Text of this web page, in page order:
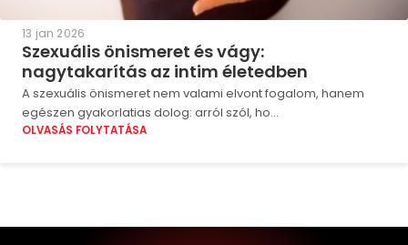
13 jan 2026
Szexuális önismeret és vágy:
nagytakarítás az intim életedben
A szexuális önismeret nem valami elvont fogalom, hanem
egészen gyakorlatias dolog: arról szól, ho...
OLVASÁS FOLYTATÁSA